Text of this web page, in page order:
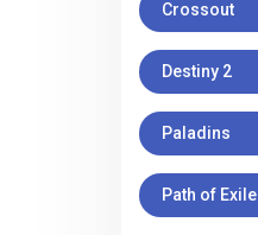
Crossout
Destiny 2
Paladins
Path of Exile